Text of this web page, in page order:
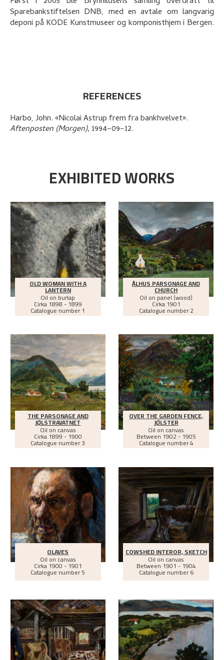
Sparebankstiftelsen DNB, med en avtale om langvarig
deponi på KODE Kunstmuseer og komponisthjem i Bergen.
REFERENCES
Harbo, John.«Nicolai Astrup frem fra bankhvelvet».
Aftenposten (Morgen), 1994–09–12.
EXHIBITED WORKS
OLD WOMAN WITH A
LANTERN
Oil on burlap
Cirka1898 - 1899
Catalogue number 1
ÅLHUS PARSONAGE AND
CHURCH
Oil on panel (wood)
Cirka1901
Catalogue number 2
THE PARSONAGE AND
JØLSTRAVATNET
Oil on canvas
Cirka1899 - 1900
Catalogue number 3
OVER THE GARDEN FENCE,
JØLSTER
Oil on canvas
Between 1902 - 1905
Catalogue number 4
OLAVES
Oil on canvas
Cirka1900 - 1901
Catalogue number 5
COWSHED INTEROR, SKETCH
Oil on canvas
Between 1901 - 1904
Catalogue number 6